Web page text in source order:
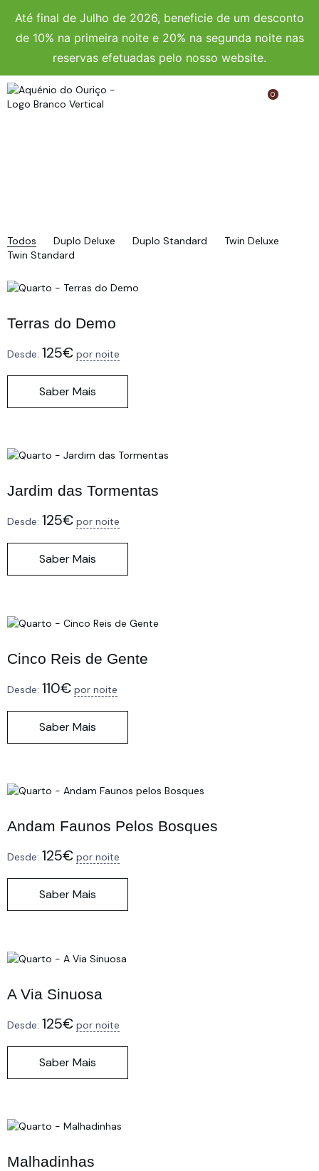
Até final de Julho de 2026, beneficie de um desconto
de 10% na primeira noite e 20% na segunda noite nas
reservas efetuadas pelo nosso website.
0
Todos Duplo Deluxe Duplo Standard
Twin Deluxe
Twin Standard
Terras do Demo
Desde: 125€ por noite
Saber Mais
Jardim das Tormentas
Desde: 125€ por noite
Saber Mais
Cinco Reis de Gente
Desde: 110€ por noite
Saber Mais
Andam Faunos Pelos Bosques
Desde: 125€ por noite
Saber Mais
A Via Sinuosa
Desde: 125€ por noite
Saber Mais
Malhadinhas